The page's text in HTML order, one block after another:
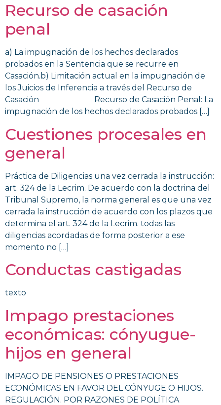
Recurso de casación
penal
a) La impugnación de los hechos declarados
probados en la Sentencia que se recurre en
Casación.b) Limitación actual en la impugnación de
los Juicios de Inferencia a través del Recurso de
Casación Recurso de Casación Penal: La
impugnación de los hechos declarados probados […]
Cuestiones procesales en
general
Práctica de Diligencias una vez cerrada la instrucción:
art. 324 de la Lecrim. De acuerdo con la doctrina del
Tribunal Supremo, la norma general es que una vez
cerrada la instrucción de acuerdo con los plazos que
determina el art. 324 de la Lecrim. todas las
diligencias acordadas de forma posterior a ese
momento no […]
Conductas castigadas
texto
Impago prestaciones
económicas: cónyugue-
hijos en general
IMPAGO DE PENSIONES O PRESTACIONES
ECONÓMICAS EN FAVOR DEL CÓNYUGE O HIJOS.
REGULACIÓN. POR RAZONES DE POLÍTICA